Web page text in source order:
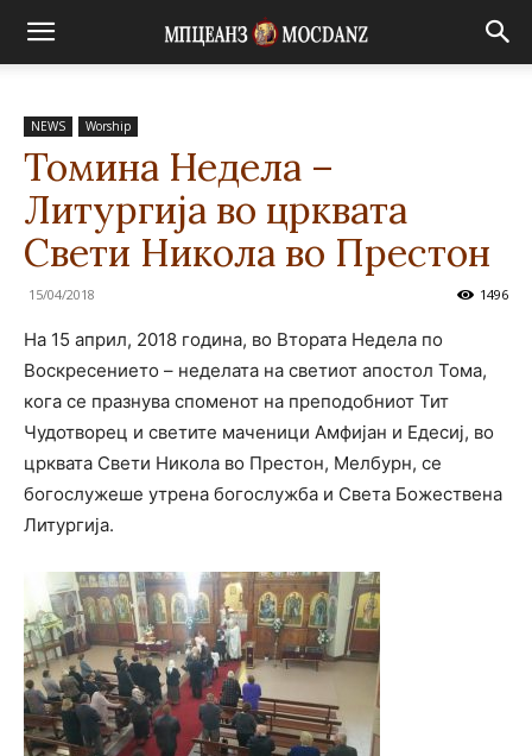
NEWS Worship
Томина Недела –
Литургија во црквата
Свети Никола во Престон
15/04/2018 1496
На 15 април, 2018 година, во Втората Недела по
Воскресението – неделата на светиот апостол Тома,
кога се празнува споменот на преподобниот Тит
Чудотворец и светите маченици Амфијан и Едесиј, во
црквата Свети Никола во Престон, Мелбурн, се
богослужеше утрена богослужба и Света Божествена
Литургија.